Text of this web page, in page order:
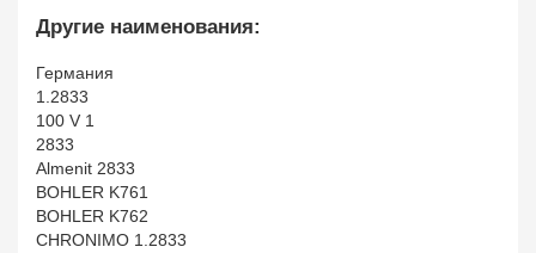
Другие наименования:
Германия
1.2833
100 V 1
2833
Almenit 2833
BOHLER K761
BOHLER K762
CHRONIMO 1.2833